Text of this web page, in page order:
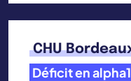
CHU
Déficit en